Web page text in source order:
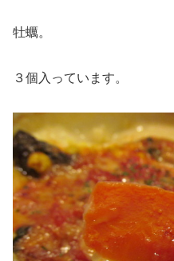
牡蠣。
３個入っています。